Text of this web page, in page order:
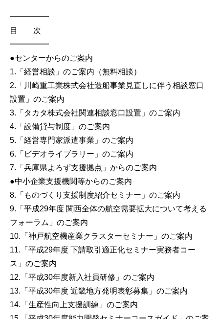
━━━━━
目 次
━━━━━
●センターからのご案内
1.「経営相談」のご案内（無料相談）
2.「川崎重工業株式会社造船事業見直しに伴う相談窓口
設置」のご案内
3.「タカタ株式会社関連相談窓口設置」のご案内
4.「設備貸与制度」のご案内
5.「経営専門家派遣事業」のご案内
6.「ビデオライブラリー」のご案内
7.「兵庫県よろず支援拠点」からのご案内
●中小企業支援機関等からのご案内
8.「ものづくり支援制度紹介セミナー」のご案内
9.「平成29年度 関西全体の航空需要拡大について考える
フォーラム」のご案内
10.「神戸航空機産業クラスターセミナー」のご案内
11.「平成29年度 下請取引適正化セミナー実務者コー
ス」のご案内
12.「平成30年度新入社員研修」のご案内
13.「平成30年度 近畿地方発明表彰募集」のご案内
14.「生産性向上支援訓練」のご案内